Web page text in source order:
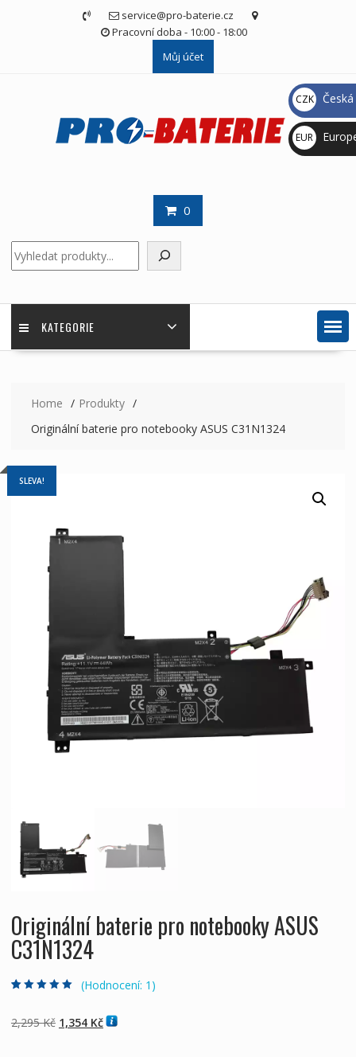
service@pro-baterie.cz
Pracovní doba - 10:00 - 18:00
Můj účet
0
KATEGORIE
Home
Produkty
Originální baterie pro notebooky ASUS C31N1324
SLEVA!
Originální baterie pro notebooky ASUS
C31N1324
hodnocení
zákazníka
(Hodnocení: 1 )
2,295Kč Původní
1,354 KčAktuální
CZK
Kč
EUR
€